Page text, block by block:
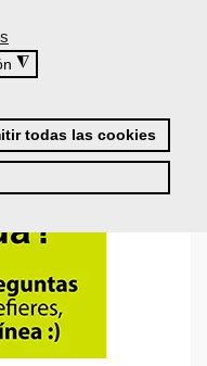
◮
todas las cookies
o contraseña?